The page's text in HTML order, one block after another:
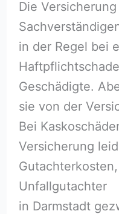
Die
in der Regel bei
Geschädigte.
sie von der
Bei
Versicherung
Unfallgutachter
in Darmstadt